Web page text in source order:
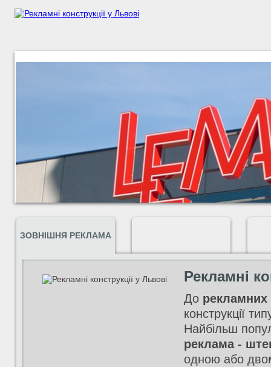
ЗОВНІШНЯ РЕКЛАМА
Рекламні
До рекламних
конструкції
Найбільш
реклама -
одною або